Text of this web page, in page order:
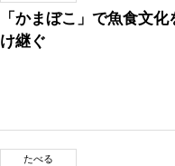
「かまぼこ」で魚食文
け継ぐ
たべる